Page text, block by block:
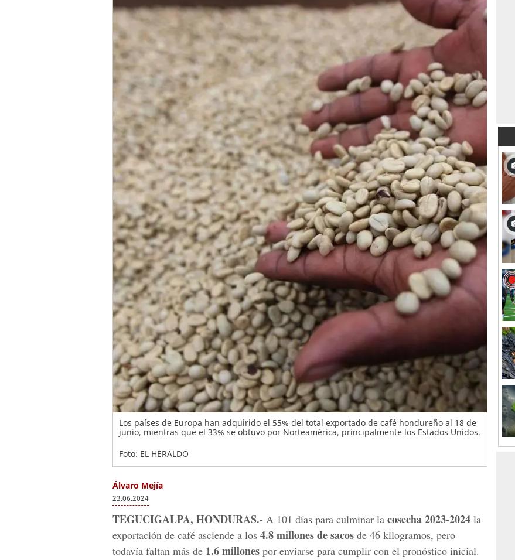
Los países de Europa han adquirido el 55% del total exportado de café hondureño al 18 de
junio, mientras que el 33% se obtuvo por Norteamérica, principalmente los Estados Unidos.
Foto: EL HERALDO
Álvaro Mejía
23.06.2024
TEGUCIGALPA, HONDURAS.- A 101 días para culminar la cosecha 2023-2024 la
exportación de café asciende a los 4.8 millones de sacos de 46 kilogramos, pero
todavía faltan más de 1.6 millones por enviarse para cumplir con el pronóstico inicial.